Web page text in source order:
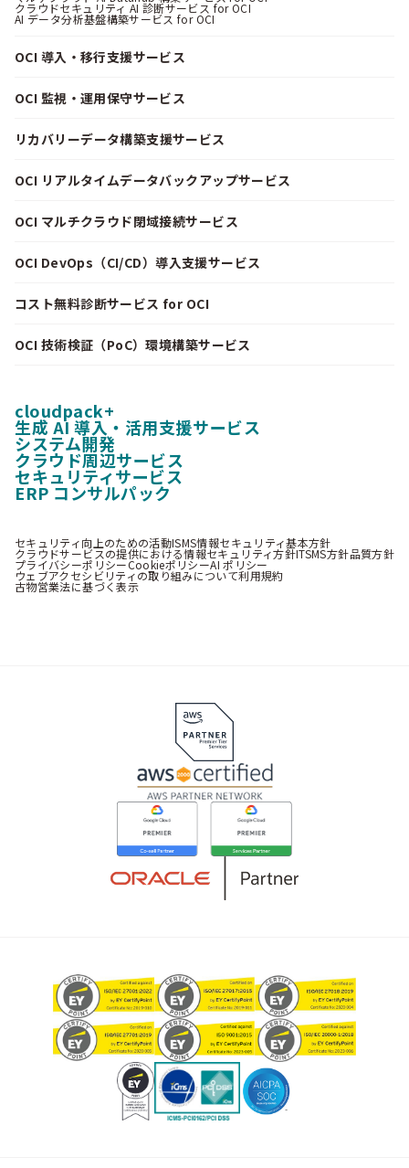
クラウドセキュリティ AI 診断サービス for OCI
AI データ分析基盤構築サービス for OCI
OCI 導入・移行支援サービス
OCI 監視・運用保守サービス
リカバリーデータ構築支援サービス
OCI リアルタイムデータバックアップサービス
OCI マルチクラウド閉域接続サービス
OCI DevOps（CI/CD）導入支援サービス
コスト無料診断サービス for OCI
OCI 技術検証（PoC）環境構築サービス
cloudpack+
生成 AI 導入・活用支援サービス
システム開発
クラウド周辺サービス
セキュリティサービス
ERP コンサルパック
セキュリティ向上のための活動ISMS情報セキュリティ基本方針
クラウドサービスの提供における情報セキュリティ方針ITSMS方針品質方針
プライバシーポリシーCookieポリシーAI ポリシー
ウェブアクセシビリティの取り組みについて利用規約
古物営業法に基づく表示